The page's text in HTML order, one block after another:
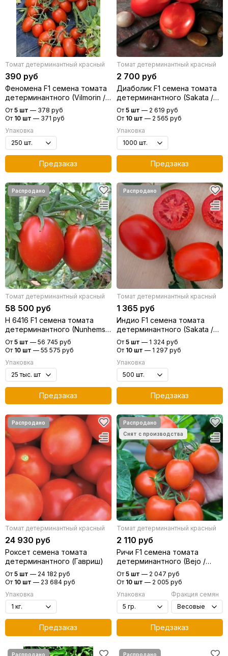
Томат детерминантный красный
390 руб
Феномена F1 семена томата
детерминантного (Vilmorin /
Вильморин)
От 5 шт — 378 руб
От 10 шт — 371 руб
Упаковка
Предзаказ
Томат детерминантный красный
2 700 руб
Диаболик F1 семена томата
детерминантного (Sakata /
Саката)
От 5 шт — 2 619 руб
От 10 шт — 2 565 руб
Упаковка
Предзаказ
Томат детерминантный красный
58 500 руб
Н 6416 F1 семена томата
детерминантного (Nunhems /
Нюнемс)
От 5 шт — 56 745 руб
От 10 шт — 55 575 руб
Упаковка
Предзаказ
Томат детерминантный красный
1 365 руб
Индио F1 семена томата
детерминантного (Sakata /
Саката)
От 5 шт — 1 324 руб
От 10 шт — 1 297 руб
Упаковка
Предзаказ
Томат детерминантный красный
24 930 руб
Роксет семена томата
детерминантного (Гавриш)
От 5 шт — 24 182 руб
От 10 шт — 23 684 руб
Упаковка
Предзаказ
Томат детерминантный красный
2 110 руб
Ричи F1 семена томата
детерминантного (Bejo /
Бейо)
От 5 шт — 2 047 руб
От 10 шт — 2 005 руб
Упаковка
Фракция семян
Предзаказ